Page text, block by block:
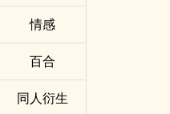
情感
百合
同人衍生